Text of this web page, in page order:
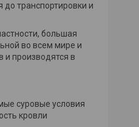
до транспортировки и
большая
во всем мире и
производятся в
суровые условия
кровли